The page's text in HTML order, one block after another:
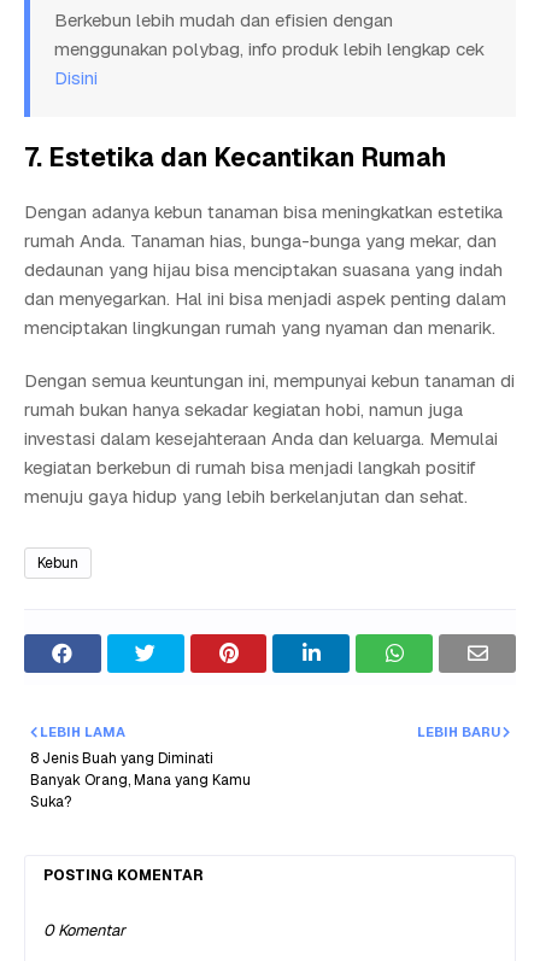
Berkebun lebih mudah dan efisien dengan
menggunakan polybag, info produk lebih lengkap cek
Disini
7. Estetika dan Kecantikan Rumah
Dengan adanya kebun tanaman bisa meningkatkan estetika
rumah Anda. Tanaman hias, bunga-bunga yang mekar, dan
dedaunan yang hijau bisa menciptakan suasana yang indah
dan menyegarkan. Hal ini bisa menjadi aspek penting dalam
menciptakan lingkungan rumah yang nyaman dan menarik.
Dengan semua keuntungan ini, mempunyai kebun tanaman di
rumah bukan hanya sekadar kegiatan hobi, namun juga
investasi dalam kesejahteraan Anda dan keluarga. Memulai
kegiatan berkebun di rumah bisa menjadi langkah positif
menuju gaya hidup yang lebih berkelanjutan dan sehat.
Kebun
LEBIH BARU
LEBIH LAMA
8 Jenis Buah yang Diminati
Banyak Orang, Mana yang Kamu
Suka?
POSTING KOMENTAR
0 Komentar